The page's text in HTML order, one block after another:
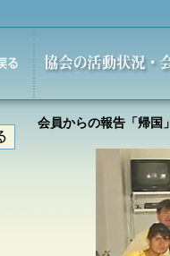
会員からの報告「帰国